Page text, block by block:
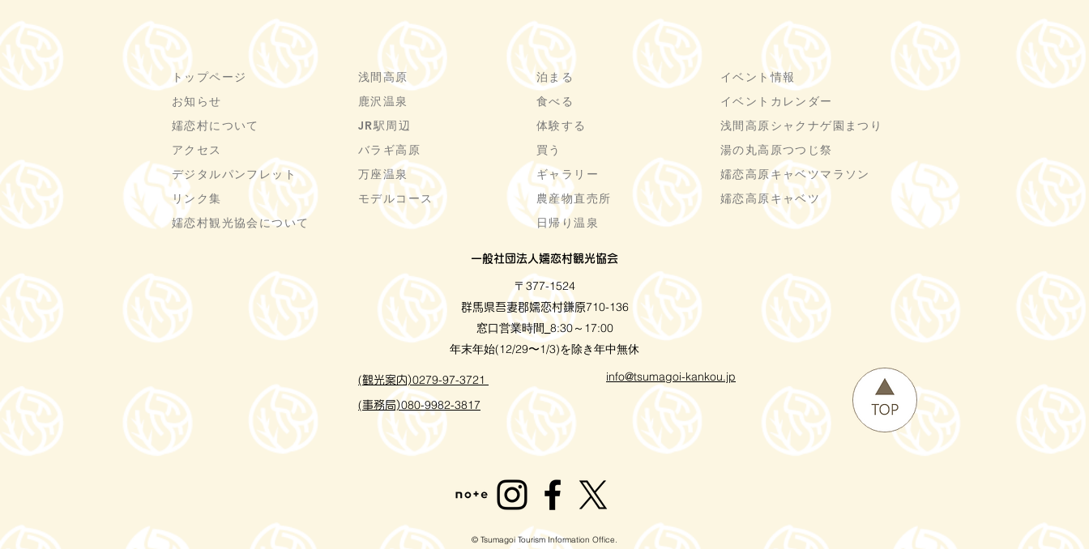
トップページ
お知らせ
嬬恋村について
アクセス
デジタルパンフレット
リンク集
嬬恋村観光協会について
浅間高原
泊まる
鹿沢温泉
食べる
JR駅周辺
体験する
バラギ高原
買う
万座温泉
ギャラリー
モデルコース
農産物直売所
イベント情報
イベントカレンダー
浅間高原シャクナゲ園まつり
湯の丸高原つつじ祭
嬬恋高原キャベツマラソン
嬬恋高原キャベツ
日帰り温泉
一般社団法人嬬恋村観光協会
〒377-1524
群馬県吾妻郡嬬恋村鎌原710-136
窓口営業時間 8:30～17:00
年末年始(12/29〜1/3)を除き年中無休
(観光案内)0279-97-3721
(事務局)080-9982-3817
info@tsumagoi-kankou.jp
© Tsumagoi Tourism Information Office.